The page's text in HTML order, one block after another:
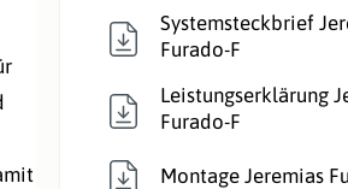
Systemsteckbrief
Furado-F
Leistungserklärung
Furado-F
Montage Jeremias